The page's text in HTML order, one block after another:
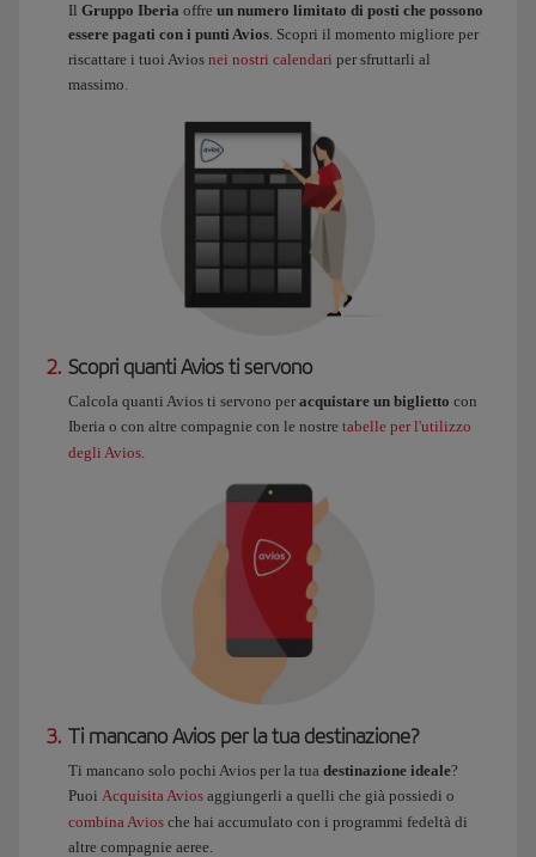
Il Gruppo Iberia offre un numero limitato di posti che possono
essere pagati con i punti Avios. Scopri il momento migliore per
riscattare i tuoi Avios nei nostri calendari per sfruttarli al
massimo.
2. Scopri quanti Avios ti servono
Calcola quanti Avios ti servono per acquistare un biglietto con
Iberia o con altre compagnie con le nostre tabelle per l'utilizzo
degli Avios.
3. Ti mancano Avios per la tua destinazione?
Ti mancano solo pochi Avios per la tua destinazione ideale?
Puoi Acquisita Avios aggiungerli a quelli che già possiedi o
combina Avios che hai accumulato con i programmi fedeltà di
altre compagnie aeree.